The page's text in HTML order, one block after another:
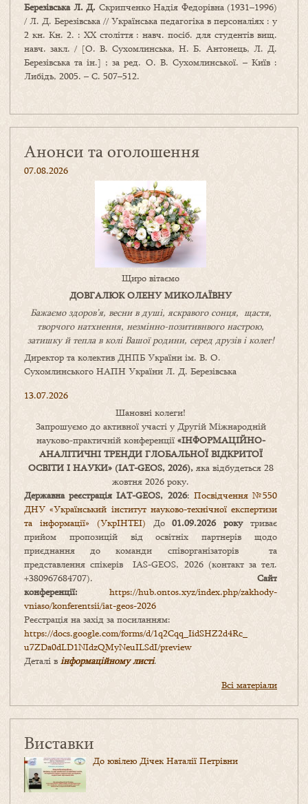
Березівська Л. Д. Скрипченко Надія Федорівна (1931–1996)
/ Л. Д. Березівська // Українська педагогіка в персоналіях : у
2 кн. Кн. 2. : XX століття : навч. посіб. для студентів вищ.
навч. закл. / [О. В. Сухомлинська, Н. Б. Антонець, Л. Д.
Березівська та ін.] ; за ред. О. В. Сухомлинської. – Київ :
Либідь, 2005. – С. 507–512.
Анонси та оголошення
07.08.2026
Щиро вітаємо
ДОВГАЛЮК ОЛЕНУ МИКОЛАЇВНУ
Бажаємо здоров’я, весни в душі, яскравого сонця, щастя,
творчого натхнення, незмінно-позитивнвого настрою,
затишкуйтепла в коліВашоїродини, серед друзів і колег!
Директор та колектив ДНПБ України ім. В. О.
Сухомлинського НАПН України Л. Д. Березівська
13.07.2026
Шановні колеги!
Запрошуємо до активної участі у Другій Міжнародній
науково-практичній конференції «ІНФОРМАЦІЙНО-
АНАЛІТИЧНІ ТРЕНДИ ГЛОБАЛЬНОЇ ВІДКРИТОЇ
ОСВІТИ І НАУКИ» (IAT-GEOS, 2026),яка відбудеться 28
жовтня 2026 року.
Державна реєстрація IAT-GEOS, 2026: Посвідчення №550
ДНУ «Український інститут науково-технічної експертизи
та інформації» (УкрІНТЕІ) До01.09.2026 рокутриває
прийом пропозицій від освітніх партнерів щодо
приєднання до команди співорганізаторів та
представлення спікерів IAS-GEOS, 2026 (контакт за тел.
+380967684707). Сайт
конференції: https://hub.ontos.xyz/index.php/zakhody-
vniaso/konferentsii/iat-geos-2026
Реєстрація на захід за посиланням:
https://docs.google.com/forms/d/1q2Cqq_IidSHZ2d4Rc_
u7ZDa0dLD1NIdzQMyNeuILSdI/preview
Деталі в інформаційному листі.
Всі матеріали
Виставки
До ювілею Дічек Наталії Петрівни